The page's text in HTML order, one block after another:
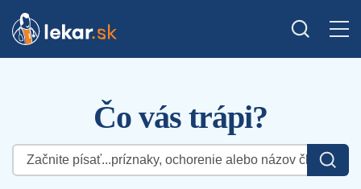
Čo vás trápi?
Hľadať: